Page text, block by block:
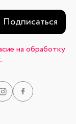
Подписаться
на обработку